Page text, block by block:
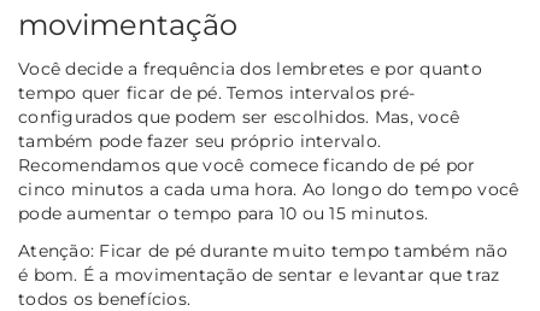
movimentação
Você decide a frequência dos lembretes e por quanto
tempo quer ficar de pé. Temos intervalos pré-
configurados que podem ser escolhidos. Mas, você
também pode fazer seu próprio intervalo.
Recomendamos que você comece ficando de pé por
cinco minutos a cada uma hora. Ao longo do tempo você
pode aumentar o tempo para 10 ou 15 minutos.
Atenção: Ficar de pé durante muito tempo também não
é bom. É a movimentação de sentar e levantar que traz
todos os benefícios.